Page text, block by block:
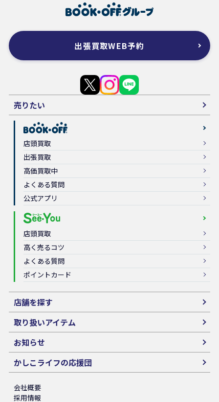
出張買取WEB予約
売りたい
店頭買取
出張買取
高価買取中
よくある質問
公式アプリ
店頭買取
高く売るコツ
よくある質問
ポイントカード
店舗を探す
取り扱いアイテム
お知らせ
かしこライフの応援団
会社概要
採用情報